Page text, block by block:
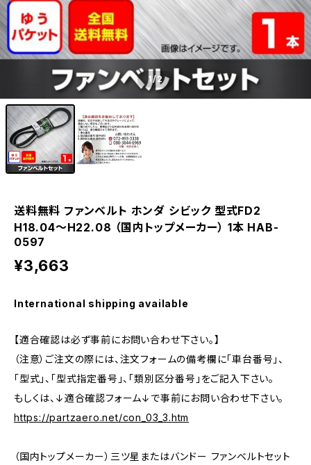
1/2
送料無料 ファンベルト ホンダ シビック 型式FD2
H18.04～H22.08 （国内トップメーカー） 1本 HAB-
0597
¥3,663
International shipping available
【適合確認は必ず事前にお問い合わせ下さい。】
（注意）ご注文の際には、注文フォームの備考欄に「車台番号」、
「型式」、「型式指定番号」、「類別区分番号」をご記入下さい。
もしくは、↓適合確認フォーム↓で事前にお問い合わせ下さい。
https://partzaero.net/con_03_3.htm
（国内トップメーカー）三ツ星またはバンドー ファンベルトセット